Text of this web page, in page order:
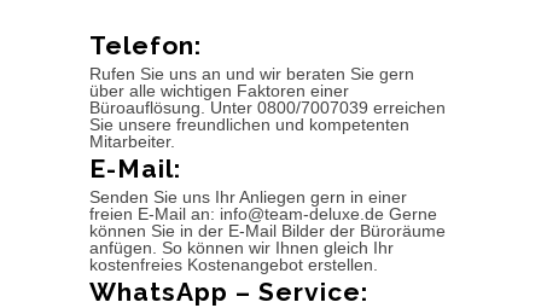
Telefon:
Rufen Sie uns an und wir beraten Sie gern
über alle wichtigen Faktoren einer
Büroauflösung. Unter 0800/7007039 erreichen
Sie unsere freundlichen und kompetenten
Mitarbeiter.
E-Mail:
Senden Sie uns Ihr Anliegen gern in einer
freien E-Mail an: info@team-deluxe.de Gerne
können Sie in der E-Mail Bilder der Büroräume
anfügen. So können wir Ihnen gleich Ihr
kostenfreies Kostenangebot erstellen.
WhatsApp – Service: